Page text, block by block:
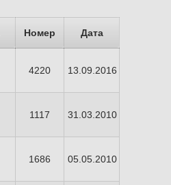
Номер Дата
4220 13.09.2016
1117 31.03.2010
1686 05.05.2010